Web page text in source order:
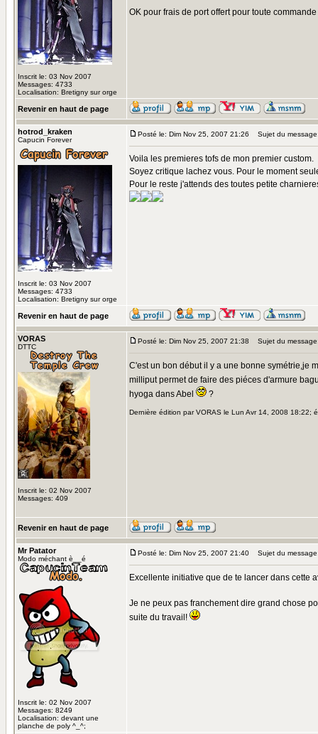
Inscrit le: 03 Nov 2007
Messages: 4733
Localisation: Bretigny sur orge
OK pour frais de port offert pour toute
Revenir en haut de page
hotrod_kraken
Capucin Forever
Inscrit le: 03 Nov 2007
Messages: 4733
Localisation: Bretigny sur orge
Posté le: Dim Nov 25, 2007 21:26 Sujet du
Voila les premieres tofs de mon premier custom.
Soyez critique lachez vous. Pour le moment
Pour le reste j'attends des toutes petite
Revenir en haut de page
VORAS
DTTC
Inscrit le: 02 Nov 2007
Messages: 409
Posté le: Dim Nov 25, 2007 21:38 Sujet du
C'est un bon début il y a une bonne symétrie,je
milliput permet de faire des piéces d'armure
hyoga dans Abel
?
Dernière édition par VORAS le Lun Avr 14, 2008 18:22;
Revenir en haut de page
Mr Patator
Modo méchant è__é
Inscrit le: 02 Nov 2007
Messages: 8249
Localisation: devant une
planche de poly ^_^;
Posté le: Dim Nov 25, 2007 21:40 Sujet du
Excellente initiative que de te lancer dans cette
Je ne peux pas franchement dire grand chose
suite du travail!